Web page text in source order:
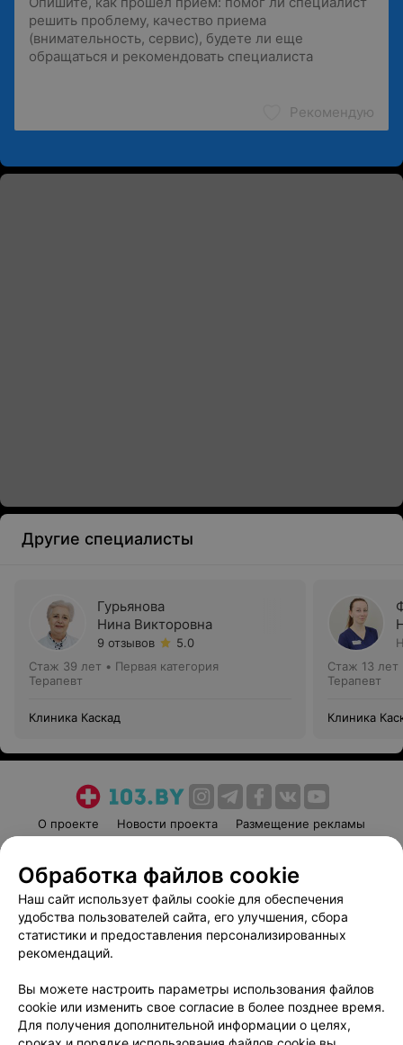
Рекомендую
Другие специалисты
Гурьянова
Нина Викторовна
9 отзывов
5.0
Стаж 39 лет • Первая категория
Терапевт
Клиника Каскад
Стаж 13 лет
Терапевт
Клиника
О проекте Новости проекта
Размещение рекламы
Пользовательское соглашение
Способы оплаты
Вакансии
Партнеры
Написать руководителю 103.by
Обработка персональных данных
Обработка файлов cookie
Наш сайт использует файлы cookie для обеспечения
удобства пользователей сайта, его улучшения, сбора
статистики и предоставления персонализированных
рекомендаций.
Вы можете настроить параметры использования файлов
cookie или изменить свое согласие в более позднее время.
Для получения дополнительной информации о целях,